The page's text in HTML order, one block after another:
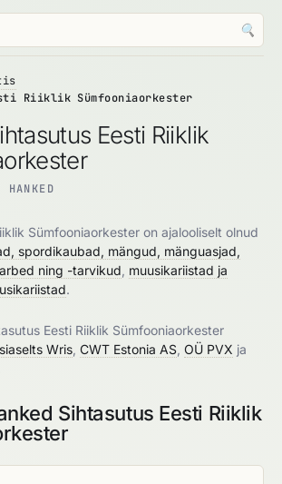
🔍
Riiklik Sümfooniaorkester
Eesti Riiklik
Sümfooniaorkester on ajalooliselt olnud
spordikaubad, mängud, mänguasjad,
ning -tarvikud muusikariistad ja
.
Eesti Riiklik Sümfooniaorkester
Wris CWT Estonia AS OÜ PVX ja
Sihtasutus Eesti Riiklik